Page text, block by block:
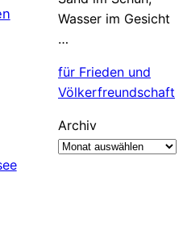
Wasser im Gesicht
…
für Frieden und
Völkerfreundschaft
Archiv